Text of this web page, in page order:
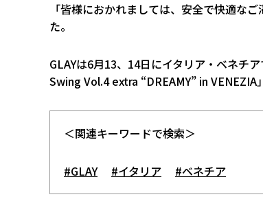
「皆様におかれましては、安全で快適な
た。
GLAYは6月13、14日にイタリア・ベネチ
Swing Vol.4 extra “DREAMY” in VENEZIA
＜関連キーワードで検索＞
#GLAY #イタリア #ベネチア